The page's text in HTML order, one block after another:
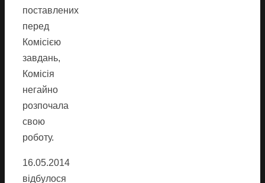
поставлених
перед
Комісією
завдань,
Комісія
негайно
розпочала
свою
роботу.
16.05.2014
відбулося